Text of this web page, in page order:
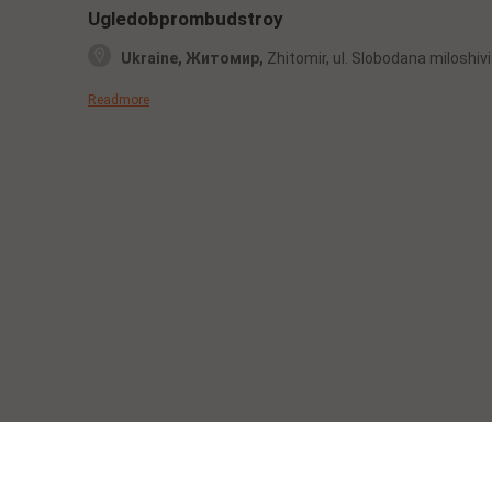
Ugledobprombudstroy
Ukraine, Житомир, Zhitomir, ul. Slobodana
Readmore